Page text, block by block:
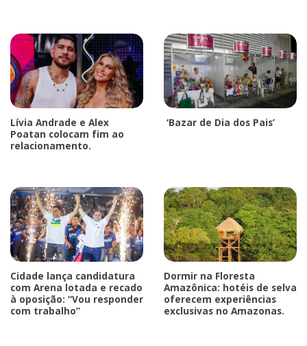
Lívia Andrade e Alex
Poatan colocam fim ao
relacionamento.
‘Bazar de Dia dos Pais’
Cidade lança candidatura
com Arena lotada e recado
à oposição: “Vou responder
com trabalho”
Dormir na Floresta
Amazônica: hotéis de selva
oferecem experiências
exclusivas no Amazonas.